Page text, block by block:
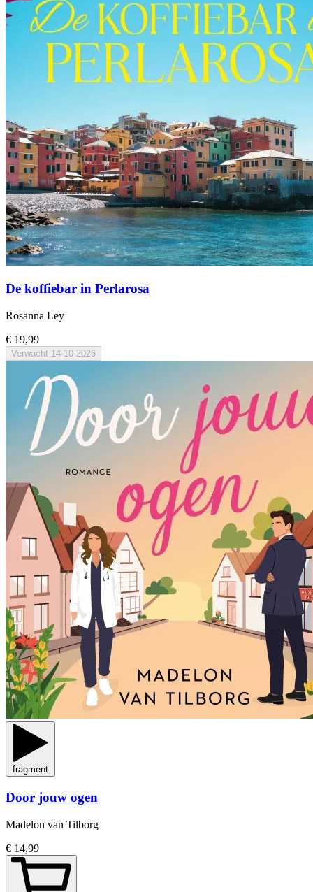
De koffiebar in Perlarosa
Rosanna Ley
€ 19,99
Verwacht 14-10-2026
fragment
Door jouw ogen
Madelon van Tilborg
€ 14,99